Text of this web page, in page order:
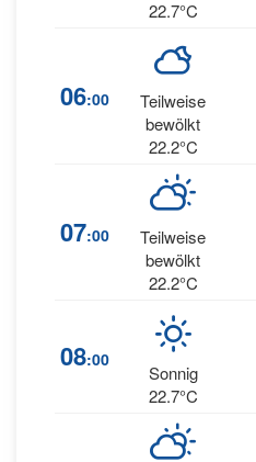
22.7°C
06:00
Teilweise
bewölkt
22.2°C
07:00
Teilweise
bewölkt
22.2°C
08:00
Sonnig
22.7°C